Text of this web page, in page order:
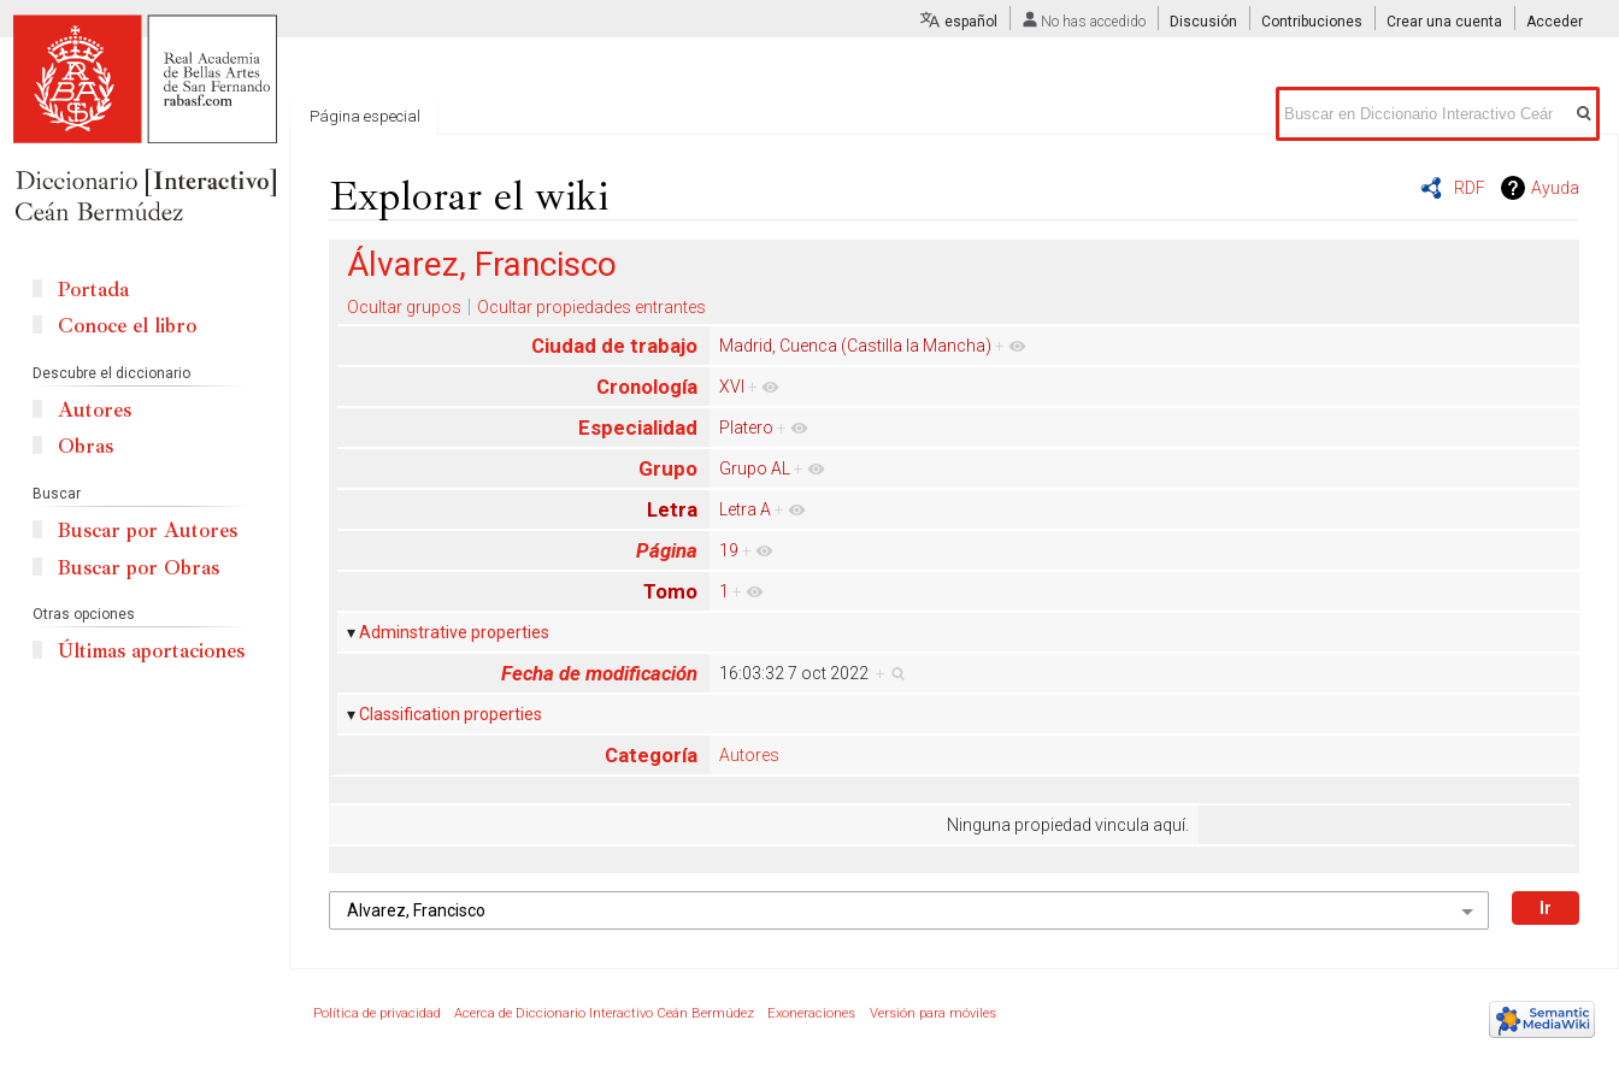
RDF Ayuda
Explorar el wiki
Álvarez, Francisco
Ocultar grupos Ocultar propiedades entrantes
Ciudad de trabajo Madrid, Cuenca (Castilla la Mancha) +
Cronología XVI +
Especialidad Platero +
Grupo Grupo AL +
Letra Letra A +
Página 19 +
Tomo 1 +
Adminstrative properties
Fecha de modificación 16:03:32 7 oct 2022+
Classification properties
Categoría Autores
Ninguna propiedad vincula aquí.
español No has accedido Discusión Contribuciones Crear una cuenta Acceder
Página especial
Buscar
Portada
Conoce el libro
Descubre el diccionario
Autores
Obras
Buscar
Buscar por Autores
Buscar por Obras
Otras opciones
Últimas aportaciones
Política de privacidad Acerca de Diccionario Interactivo Ceán Bermúdez Exoneraciones Versión para móviles